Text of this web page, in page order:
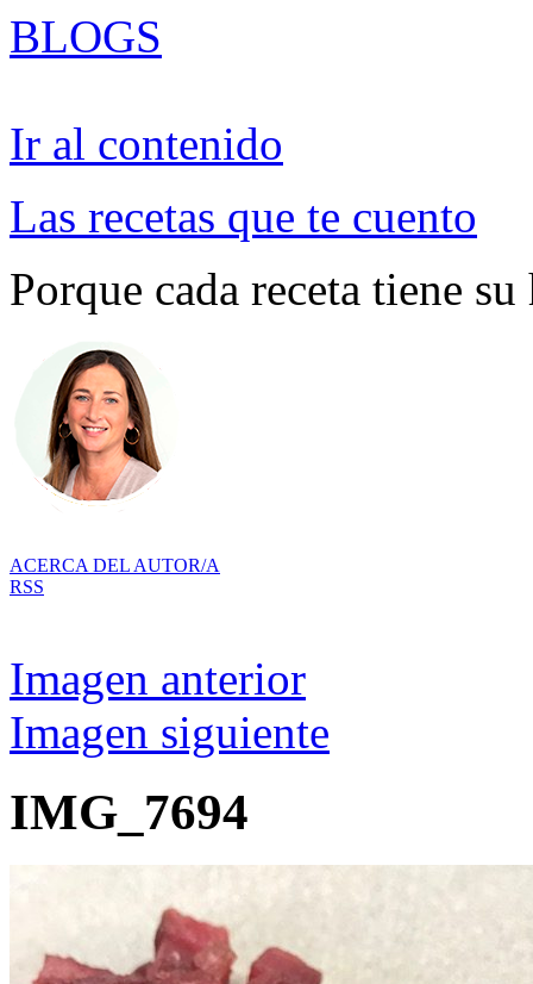
BLOGS
Ir al contenido
Las recetas que te cuento
Porque cada receta tiene
ACERCA DEL AUTOR/A
RSS
Imagen anterior
Imagen siguiente
IMG_7694